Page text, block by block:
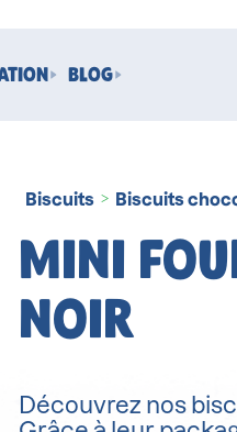
BLOG
Biscuits > Biscuits
MINI
NOIR
Découvrez nos